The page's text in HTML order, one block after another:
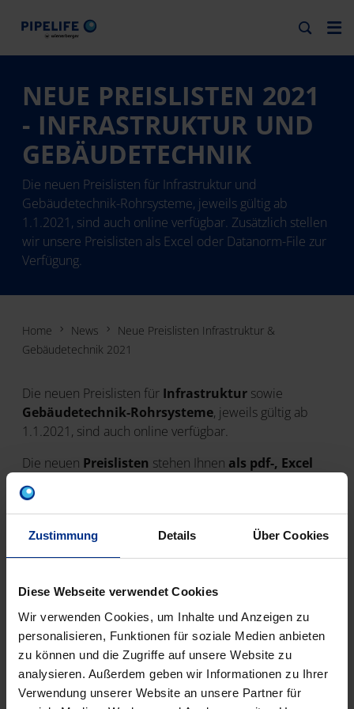
Zustimmung Details Über Cookies
Diese Webseite verwendet Cookies
Wir verwenden Cookies, um Inhalte und Anzeigen zu
personalisieren, Funktionen für soziale Medien anbieten
zu können und die Zugriffe auf unsere Website zu
analysieren. Außerdem geben wir Informationen zu Ihrer
Verwendung unserer Website an unsere Partner für
NEUE PREISLISTEN 2021
- INFRASTRUKTUR UND
GEBÄUDETECHNIK
Die neuen Preislisten für Infrastruktur und
Gebäudetechnik-Rohrsysteme, jeweils gültig ab
1.1.2021, sind auch online verfügbar. Zusätzlich stellen
wir unsere Preislisten als Excel oder Datanorm-File zur
Verfügung.
Home News
Neue Preislisten Infrastruktur &
Gebäudetechnik 2021
Die neuen Preislisten für Infrastruktur sowie
Gebäudetechnik-Rohrsysteme, jeweils gültig ab
1.1.2021, sind auch online verfügbar.
Die neuen Preislisten stehen Ihnen als pdf-, Excel
oder Datanorm-File (Bruttopreise)
Die aktuellen Dateien finden Sie jederzeit in unserem
Download-Centerüber die Textsuche oder mit dem
Filter "Dokumentenart wählen - Preislisten".
GebäudetechnikundInfrastruktur- so auch die
Preislisten - finden Sie auch am Ende der jeweiligen
Übersichtsseiten.